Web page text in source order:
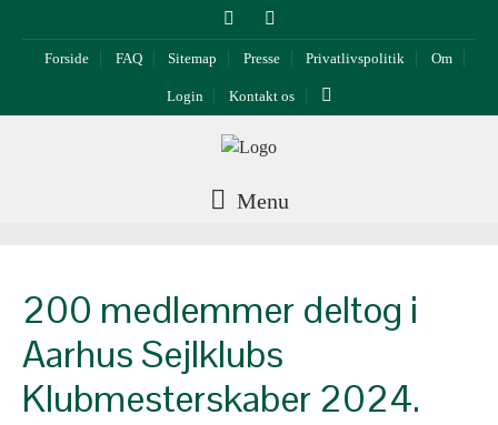
Forside FAQ Sitemap Presse Privatlivspolitik Om
Login Kontakt os
Menu
200 medlemmer deltog i
Aarhus Sejlklubs
Klubmesterskaber 2024.